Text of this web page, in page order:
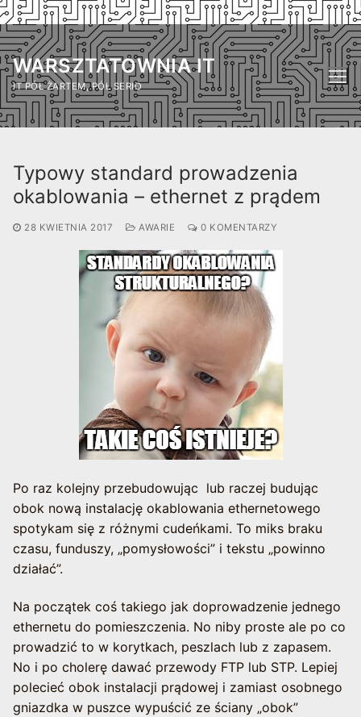
Przejdź
do
treści
WARSZTATOWNIA IT
IT PÓŁ ŻARTEM, PÓŁ SERIO
Typowy standard prowadzenia
okablowania – ethernet z prądem
28 KWIETNIA 2017 AWARIE 0 KOMENTARZY
Po raz kolejny przebudowując lub raczej budując
obok nową instalację okablowania ethernetowego
spotykam się z różnymi cudeńkami. To miks braku
czasu, funduszy, „pomysłowości” i tekstu „powinno
działać”.
Na początek coś takiego jak doprowadzenie jednego
ethernetu do pomieszczenia. No niby proste ale po co
prowadzić to w korytkach, peszlach lub z zapasem.
No i po cholerę dawać przewody FTP lub STP. Lepiej
polecieć obok instalacji prądowej i zamiast osobnego
gniazdka w puszce wypuścić ze ściany „obok”